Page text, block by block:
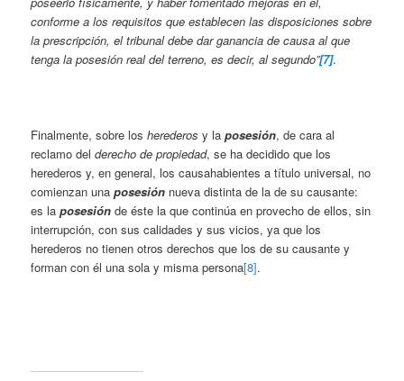
conforme a los requisitos que establecen las disposiciones sobre
la prescripción, el tribunal debe dar ganancia de causa al que
tenga la posesión real del terreno, es decir, al segundo”[7].
Finalmente, sobre losherederos y laposesión, de cara al
reclamo delderecho de propiedad, se ha decidido que los
herederos y, en general, los causahabientes a título universal, no
comienzan unaposesión nueva distinta de la de su causante:
es laposesión de éste la que continúa en provecho de ellos, sin
interrupción, con sus calidades y sus vicios, ya que los
herederos no tienen otros derechos que los de su causante y
forman con él una sola y misma persona[8].